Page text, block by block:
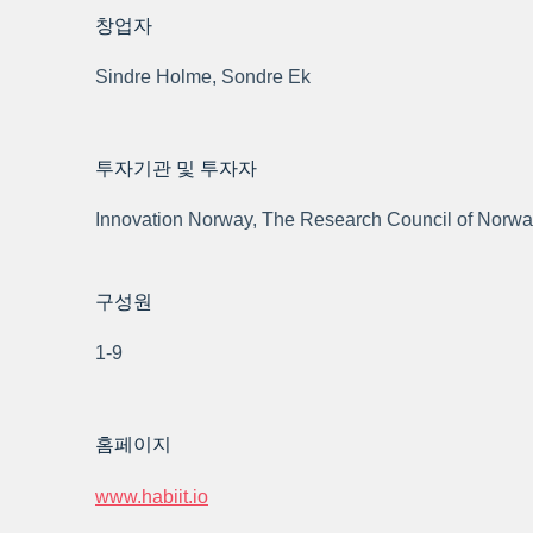
창업자
Sindre Holme, Sondre Ek
투자기관 및 투자자
Innovation Norway, The Research Council of
구성원
1-9
홈페이지
www.habiit.io